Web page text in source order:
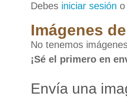
Debes iniciar sesión
Imágenes
No tenemos
¡Sé el primero en
Envía una